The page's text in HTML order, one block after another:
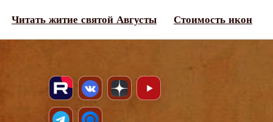
Читать житие святой Августы Стоимость икон